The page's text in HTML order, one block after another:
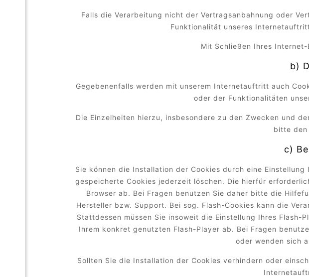
Falls die Verarbeitung nicht der Vertragsanbahnung oder
Funktionalität unseres
Mit Schließen Ihres
b)
Gegebenenfalls werden mit unserem Internetauftritt auch
oder der Funktionalitäten
Die Einzelheiten hierzu, insbesondere zu den Zwecken und
bitte den
c)
Sie können die Installation der Cookies durch eine
gespeicherte Cookies jederzeit löschen. Die hierfür
Browser ab. Bei Fragen benutzen Sie daher bitte die
Hersteller bzw. Support. Bei sog. Flash-Cookies kann die
Stattdessen müssen Sie insoweit die Einstellung Ihres
Ihrem konkret genutzten Flash-Player ab. Bei Fragen
oder wenden sich
Sollten Sie die Installation der Cookies verhindern oder